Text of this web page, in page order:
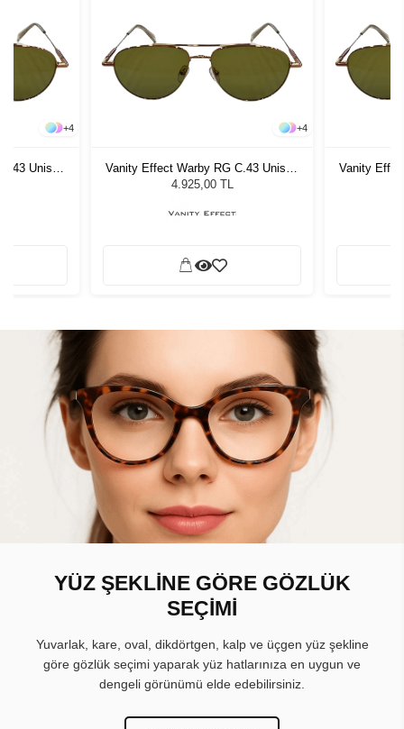
+4
Unisex
+4
Vanity Effect Warby RG C.43 Unisex
Güneş Gözlüğü
4.925,00 TL
Vanity
YÜZ ŞEKLİNE GÖRE GÖZLÜK
SEÇİMİ
Yuvarlak, kare, oval, dikdörtgen, kalp ve üçgen yüz şekline
göre gözlük seçimi yaparak yüz hatlarınıza en uygun ve
dengeli görünümü elde edebilirsiniz.